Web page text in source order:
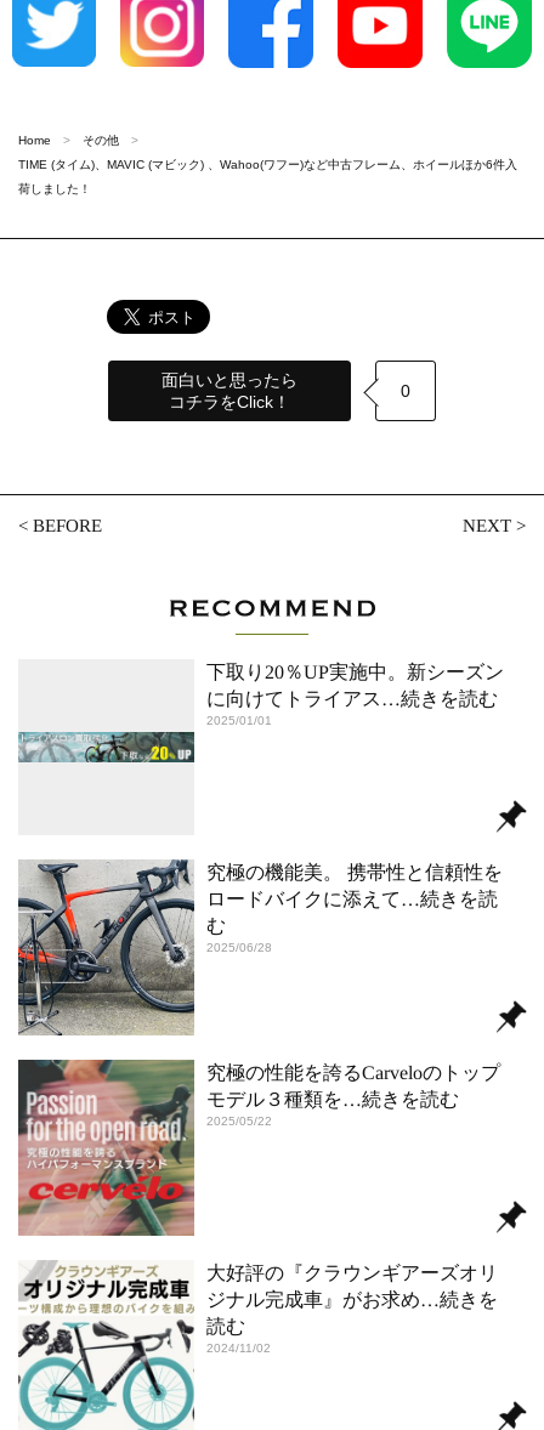
Home
その他
TIME (タイム)、MAVIC (マビック) 、Wahoo(ワフー)など中古フレーム、ホイールほか6件入
荷しました！
面白いと思ったら
コチラをClick！
0
<BEFORE NEXT>
下取り20％UP実施中。新シーズン
に向けてトライアス …続きを読む
2025/01/01
究極の機能美。 携帯性と信頼性を
ロードバイクに添えて …続きを読
む
2025/06/28
究極の性能を誇るCarveloのトップ
モデル３種類を…続きを読む
2025/05/22
大好評の『クラウンギアーズオリ
ジナル完成車』がお求め…続きを
読む
2024/11/02